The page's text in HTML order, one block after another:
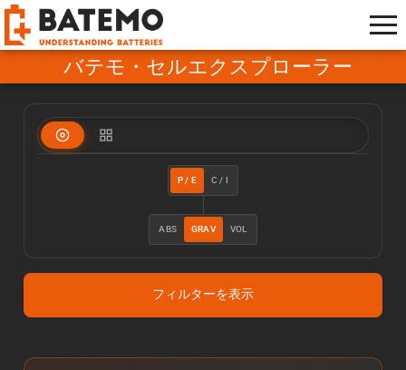
バテモ・セルエクスプローラー
P / E C / I
ABS GRAV VOL
フィルターを表示